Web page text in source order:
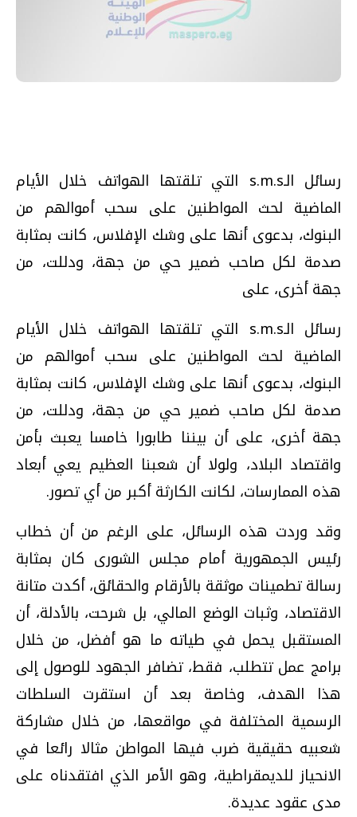
رسائل الـ‏s.m.s‏ التي تلقتها الهواتف خلال الأيام
الماضية لحث المواطنين على سحب أموالهم من
البنوك،‏ بدعوى أنها على وشك الإفلاس،‏ كانت بمثابة
صدمة لكل صاحب ضمير حي من جهة‏،‏ ودللت، ‏من
جهة أخرى، على
رسائل الـ‏s.m.s‏ التي تلقتها الهواتف خلال الأيام
الماضية لحث المواطنين على سحب أموالهم من
البنوك،‏ بدعوى أنها على وشك الإفلاس،‏ كانت بمثابة
صدمة لكل صاحب ضمير حي من جهة‏،‏ ودللت، ‏من
جهة أخرى، على أن بيننا طابورا خامسا يعبث بأمن
واقتصاد البلاد، ولولا أن شعبنا العظيم يعي أبعاد
هذه الممارسات، لكانت الكارثة أكبر من أي تصور.
وقد وردت هذه الرسائل، على الرغم من أن خطاب
رئيس الجمهورية أمام مجلس الشورى كان بمثابة
رسالة تطمينات موثقة بالأرقام والحقائق، أكدت متانة
الاقتصاد، وثبات الوضع المالي، بل شرحت، بالأدلة، أن
المستقبل يحمل في طياته ما هو أفضل، من خلال
برامج عمل تتطلب، فقط، تضافر الجهود للوصول إلى
هذا الهدف، وخاصة بعد أن استقرت السلطات
الرسمية المختلفة في مواقعها، من خلال مشاركة
شعبيه حقيقية ضرب فيها المواطن مثالا رائعا في
الانحياز للديمقراطية، وهو الأمر الذي افتقدناه على
مدى عقود عديدة.